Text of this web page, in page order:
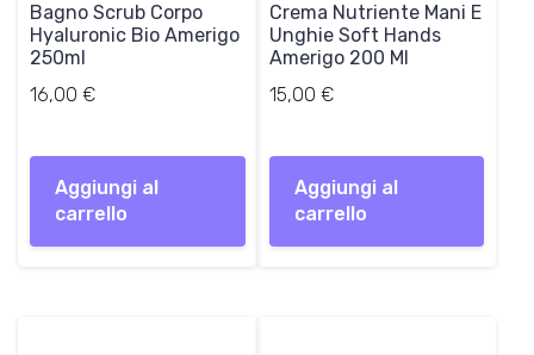
Bagno Scrub Corpo
Hyaluronic Bio Amerigo
250ml
16,00 €
Aggiungi al
carrello
Crema Nutriente Mani E
Unghie Soft Hands
Amerigo 200 Ml
15,00 €
Aggiungi al
carrello